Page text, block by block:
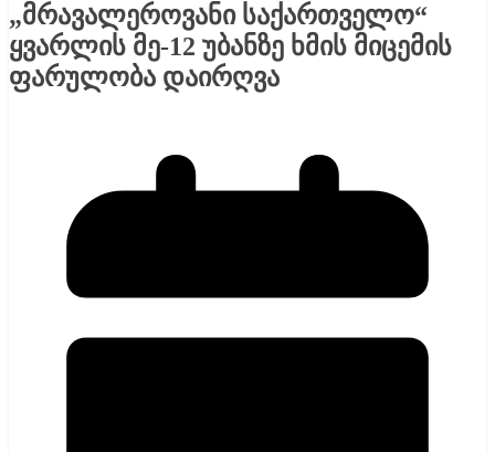
„მრავალეროვანი საქართველო“
ყვარლის მე-12 უბანზე ხმის მიცემის
ფარულობა დაირღვა